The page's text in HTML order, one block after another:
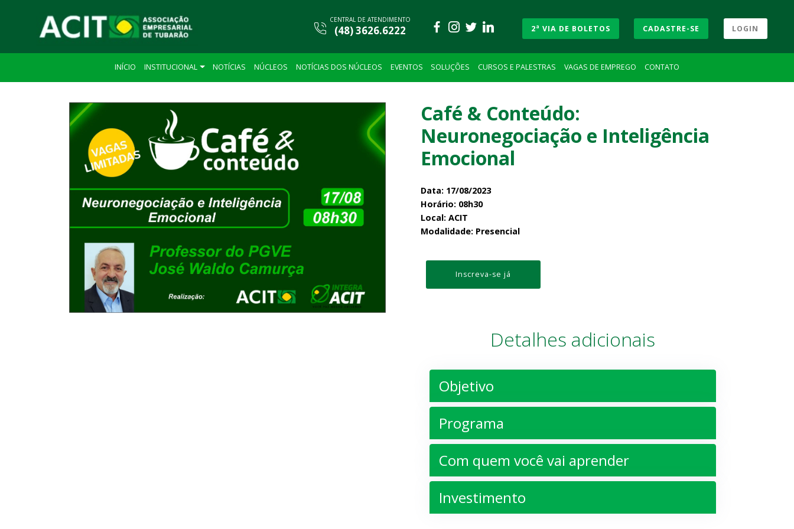
CENTRAL DE ATENDIMENTO
(48) 3626.6222 2ª VIA DE BOLETOS CADASTRE-SE LOGIN
INÍCIO INSTITUCIONAL NOTÍCIAS NÚCLEOS NOTÍCIAS DOS NÚCLEOS EVENTOS SOLUÇÕES CURSOS E PALESTRAS VAGAS DE EMPREGO CONTATO
Café & Conteúdo:
Neuronegociação e Inteligência
Emocional
Data: 17/08/2023
Horário: 08h30
Local: ACIT
Modalidade: Presencial
Inscreva-se já
Detalhes adicionais
Objetivo
Programa
Com quem você vai aprender
Investimento